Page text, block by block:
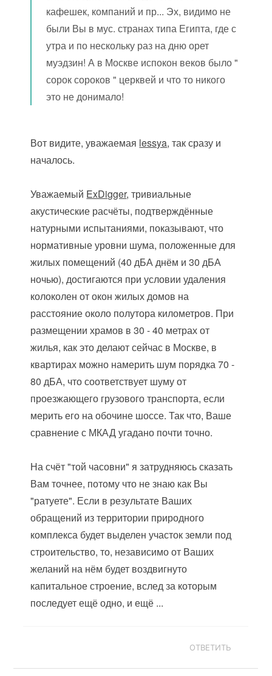
кафешек, компаний и пр... Эх, видимо не
были Вы в мус. странах типа Египта, где с
утра и по нескольку раз на дню орет
муэдзин! А в Москве испокон веков было "
сорок сороков " церквей и что то никого
это не донимало!
Вот видите, уважаемая lessya, так сразу и
началось.
Уважаемый ExDigger, тривиальные
акустические расчёты, подтверждённые
натурными испытаниями, показывают, что
нормативные уровни шума, положенные для
жилых помещений (40 дБА днём и 30 дБА
ночью), достигаются при условии удаления
колоколен от окон жилых домов на
расстояние около полутора километров. При
размещении храмов в 30 - 40 метрах от
жилья, как это делают сейчас в Москве, в
квартирах можно намерить шум порядка 70 -
80 дБА, что соответствует шуму от
проезжающего грузового транспорта, если
мерить его на обочине шоссе. Так что, Ваше
сравнение с МКАД угадано почти точно.
На счёт "той часовни" я затрудняюсь сказать
Вам точнее, потому что не знаю как Вы
"ратуете". Если в результате Ваших
обращений из территории природного
комплекса будет выделен участок земли под
строительство, то, независимо от Ваших
желаний на нём будет воздвигнуто
капитальное строение, вслед за которым
последует ещё одно, и ещё ...
ОТВЕТИТЬ